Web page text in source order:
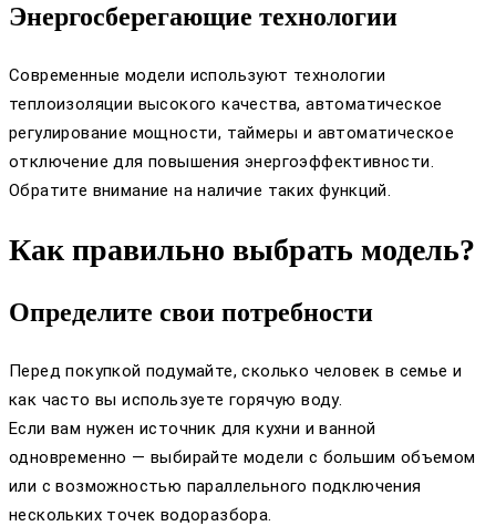
Энергосберегающие технологии
Современные модели используют технологии
теплоизоляции высокого качества, автоматическое
регулирование мощности, таймеры и автоматическое
отключение для повышения энергоэффективности.
Обратите внимание на наличие таких функций.
Как правильно выбрать модель?
Определите свои потребности
Перед покупкой подумайте, сколько человек в семье и
как часто вы используете горячую воду.
Если вам нужен источник для кухни и ванной
одновременно — выбирайте модели с большим объемом
или с возможностью параллельного подключения
нескольких точек водоразбора.